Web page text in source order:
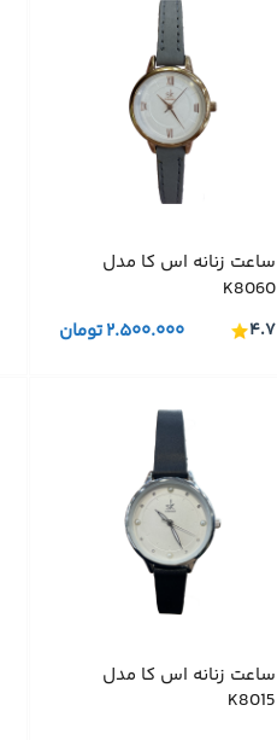
ساعت زنانه اس کا مدل
K8060
۲.۵۰۰.۰۰۰تومان ۴.۷
ساعت زنانه اس کا مدل
K8015